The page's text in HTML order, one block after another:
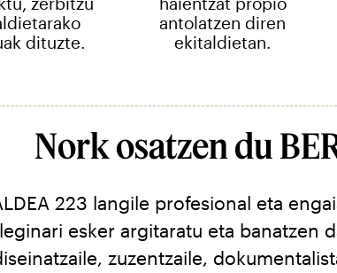
dituzte.
antolatzen diren
ekitaldietan.
Nork osatzen du
223 langile profesional eta
esker argitaratu eta banatzen
zuzentzaile,